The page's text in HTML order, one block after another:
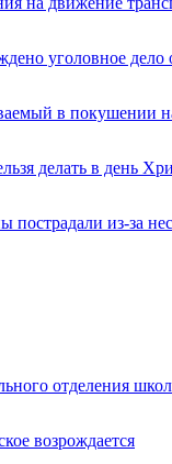
уголовное
в покушении
делать в день
из-за
отделения
возрождается